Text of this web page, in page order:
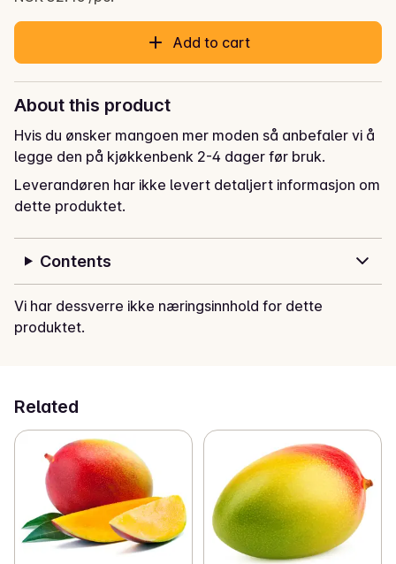
Add to cart
About this product
Hvis du ønsker mangoen mer moden så anbefaler vi å
legge den på kjøkkenbenk 2-4 dager før bruk.
Leverandøren har ikke levert detaljert informasjon om
dette produktet.
Contents
Vi har dessverre ikke næringsinnhold for dette
produktet.
Related